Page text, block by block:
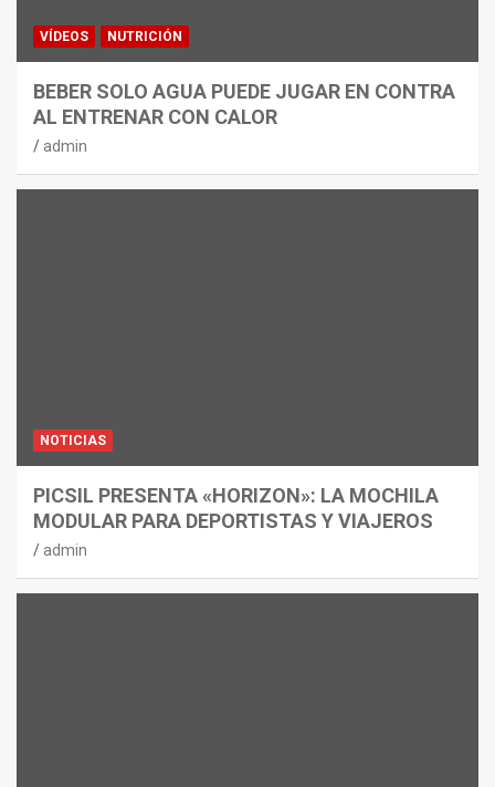
VÍDEOS NUTRICIÓN
BEBER SOLO AGUA PUEDE JUGAR EN CONTRA
AL ENTRENAR CON CALOR
admin
NOTICIAS
PICSIL PRESENTA «HORIZON»: LA MOCHILA
MODULAR PARA DEPORTISTAS Y VIAJEROS
admin